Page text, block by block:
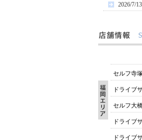
2026/7/13
セルフ寺
ドライブ
セルフ大
ドライブ
ドライブ